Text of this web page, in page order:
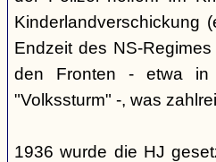
Kinderlandverschickung
Endzeit des NS-
den Fronten - etwa in
"Volkssturm" -, was
1936 wurde die HJ